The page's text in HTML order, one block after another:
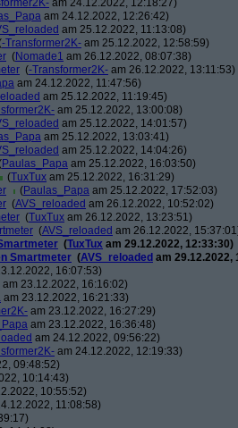
am 24.12.2022, 12:18:27)
am 24.12.2022, 12:26:42)
am 25.12.2022, 11:13:08)
-Transformer2K- am 25.12.2022, 12:58:59)
(Nomade1 am 26.12.2022, 08:07:38)
(-Transformer2K- am 26.12.2022, 13:11:53)
am 24.12.2022, 11:47:56)
am 25.12.2022, 11:19:45)
am 25.12.2022, 13:00:08)
am 25.12.2022, 14:01:57)
am 25.12.2022, 13:03:41)
am 25.12.2022, 14:04:26)
Paulas_Papa am 25.12.2022, 16:03:50)
(TuxTux am 25.12.2022, 16:31:29)
(Paulas_Papa am 25.12.2022, 17:52:03)
(AVS_reloaded am 26.12.2022, 10:52:02)
(TuxTux am 26.12.2022, 13:23:51)
(AVS_reloaded am 26.12.2022,
(TuxTux am 29.12.2022, 12:33:30)
Smartmeter (AVS_reloaded am 29.12.2022,
16:07:53)
am 23.12.2022, 16:16:02)
am 23.12.2022, 16:21:33)
am 23.12.2022, 16:27:29)
am 23.12.2022, 16:36:48)
am 24.12.2022, 09:56:22)
am 24.12.2022, 12:19:33)
09:48:52)
10:14:43)
10:55:52)
11:08:58)